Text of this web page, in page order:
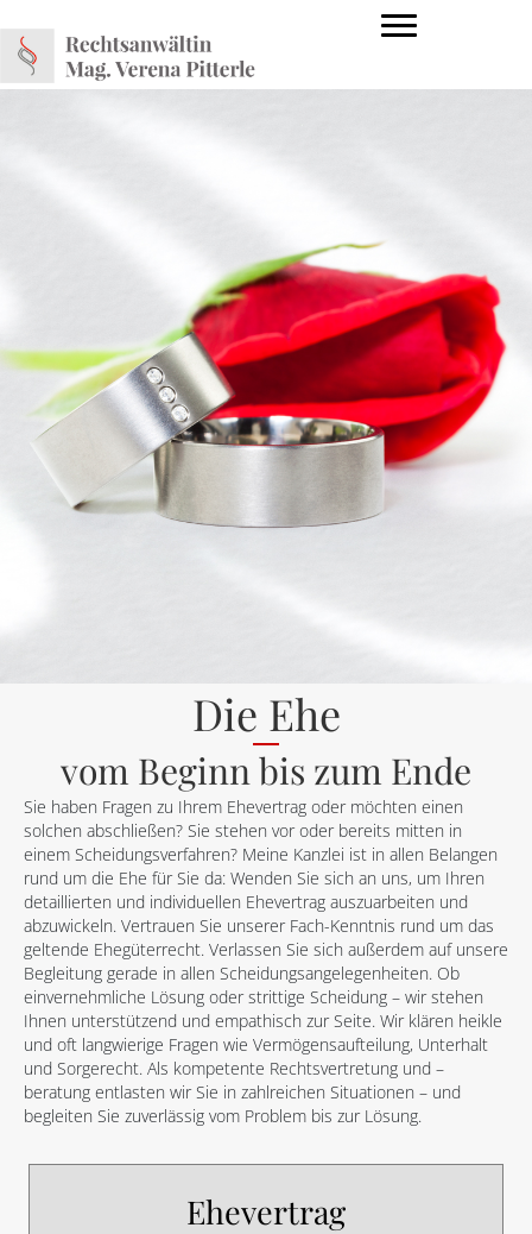
Die Ehe
vom Beginn bis zum Ende
Sie haben Fragen zu Ihrem Ehevertrag oder möchten einen
solchen abschließen? Sie stehen vor oder bereits mitten in
einem Scheidungsverfahren? Meine Kanzlei ist in allen Belangen
rund um die Ehe für Sie da: Wenden Sie sich an uns, um Ihren
detaillierten und individuellen Ehevertrag auszuarbeiten und
abzuwickeln. Vertrauen Sie unserer Fach-Kenntnis rund um das
geltende Ehegüterrecht. Verlassen Sie sich außerdem auf unsere
Begleitung gerade in allen Scheidungsangelegenheiten. Ob
einvernehmliche Lösung oder strittige Scheidung – wir stehen
Ihnen unterstützend und empathisch zur Seite. Wir klären heikle
und oft langwierige Fragen wie Vermögensaufteilung, Unterhalt
und Sorgerecht. Als kompetente Rechtsvertretung und –
beratung entlasten wir Sie in zahlreichen Situationen – und
begleiten Sie zuverlässig vom Problem bis zur Lösung.
Ehevertrag